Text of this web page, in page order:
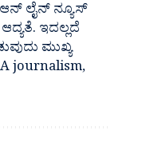
ಆನ್ ಲೈನ್ ನ್ಯೂಸ್
ಇದಲ್ಲದೆ
ಮುಖ್ಯ
journalism,